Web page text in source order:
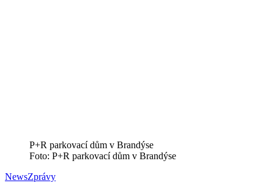
P+R parkovací dům v Brandýse
Foto: P+R parkovací dům v Brandýse
NewsZprávy